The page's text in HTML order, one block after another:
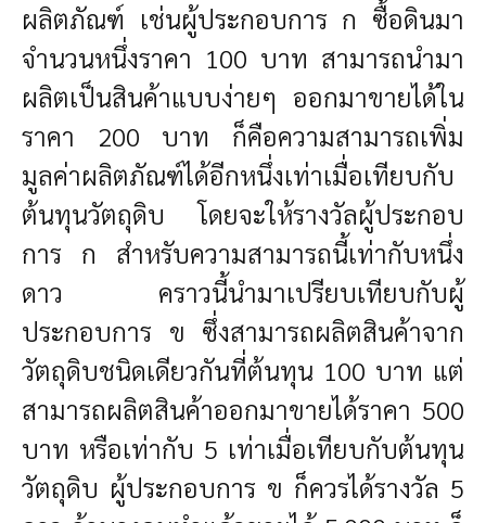
ผลิตภัณฑ์ เช่นผู้ประกอบการ ก ซื้อดินมา
จำนวนหนึ่งราคา 100 บาท สามารถนำมา
ผลิตเป็นสินค้าแบบง่ายๆ ออกมาขายได้ใน
ราคา 200 บาท ก็คือความสามารถเพิ่ม
มูลค่าผลิตภัณฑ์ได้อีกหนึ่งเท่าเมื่อเทียบกับ
ต้นทุนวัตถุดิบ โดยจะให้รางวัลผู้ประกอบ
การ ก สำหรับความสามารถนี้เท่ากับหนึ่ง
ดาว คราวนี้นำมาเปรียบเทียบกับผู้
ประกอบการ ข ซึ่งสามารถผลิตสินค้าจาก
วัตถุดิบชนิดเดียวกันที่ต้นทุน 100 บาท แต่
สามารถผลิตสินค้าออกมาขายได้ราคา 500
บาท หรือเท่ากับ 5 เท่าเมื่อเทียบกับต้นทุน
วัตถุดิบ ผู้ประกอบการ ข ก็ควรได้รางวัล 5